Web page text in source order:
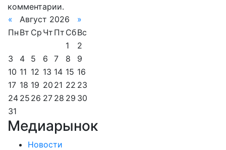
комментарии.
«
Август 2026
»
Пн Вт Ср Чт Пт СбВс
1
2
3
4 5 6 7 8
9
10 11 12 13 14 15 16
17 18 19 20 21 22 23
24 25 26 27 28 29 30
31
Медиарынок
Новости